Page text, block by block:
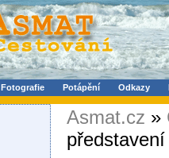
Fotografie Potápění Odkazy
Asmat.cz »